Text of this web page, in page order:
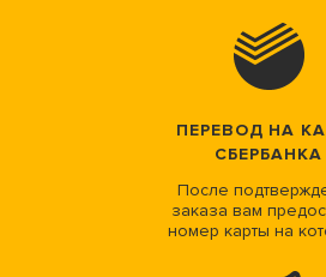
ПЕРЕВОД НА
СБЕРБАНКА
После
заказа вам
номер карты на